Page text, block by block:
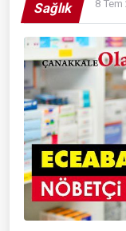
Sağlık 8 Tem